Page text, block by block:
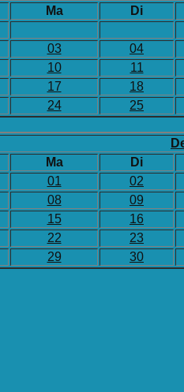
Ma
Di
03
04
10
11
17
18
24 25
Ma
Di
01
02
08
09
15
16
22
23
29 30